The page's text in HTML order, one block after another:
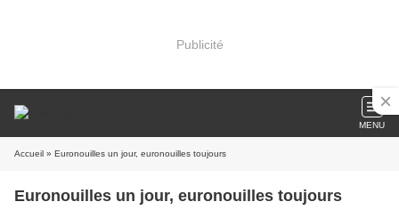
Publicité
MENU
Accueil » Euronouilles un jour, euronouilles toujours
Euronouilles un jour, euronouilles toujours